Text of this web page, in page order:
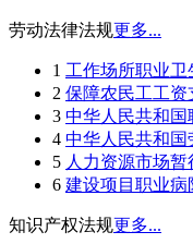
劳动法律法规更多...
1 工作场所职业卫
2 保障农民工工资
3 中华人民共和国
4 中华人民共和国
5 人力资源市场暂
6 建设项目职业病
知识产权法规更多...